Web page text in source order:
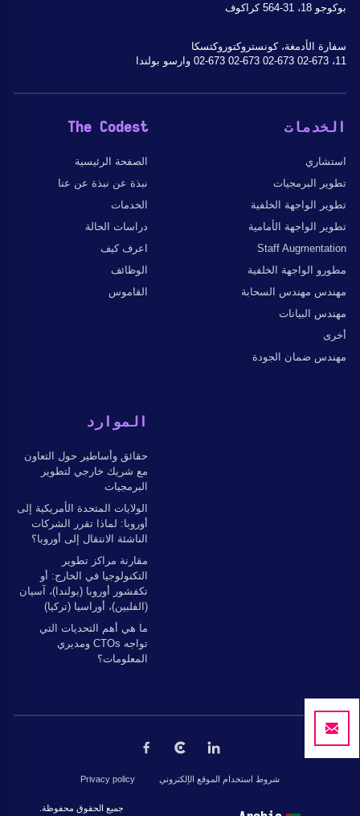
بوكوجو 18، 31-564 كراكوف
سفارة الأدمغة، كونستروكتوروكتسكا
11، 02-673 02-673 02-673 02-673 وارسو بولندا
The Codest
الصفحة الرئيسية
نبذة عن نبذة عن عنا
الخدمات
دراسات الحالة
اعرف كيف
الوظائف
القاموس
الخدمات
استشاري
تطوير البرمجيات
تطوير الواجهة الخلفية
تطوير الواجهة الأمامية
Staff Augmentation
مطورو الواجهة الخلفية
مهندس مهندس السحابة
مهندس البيانات
أخرى
مهندس ضمان الجودة
الموارد
حقائق وأساطير حول التعاون
مع شريك خارجي لتطوير
البرمجيات
الولايات المتحدة الأمريكية إلى
أوروبا: لماذا تقرر الشركات
الناشئة الانتقال إلى أوروبا؟
مقارنة مراكز تطوير
التكنولوجيا في الخارج: أو
تكفشور أوروبا (بولندا)، آسيان
(الفلبين)، أوراسيا (تركيا)
ما هي أهم التحديات التي
تواجه CTOs ومديري
المعلومات؟
Privacy policy شروط استخدام الموقع الإلكتروني